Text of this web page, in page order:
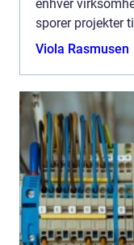
enhver
sporer projekter
strømline flere
Viola Rasmusen